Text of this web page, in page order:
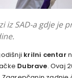
iz SAD-a gdje je
krilni centar
Dubrave. Ovaj